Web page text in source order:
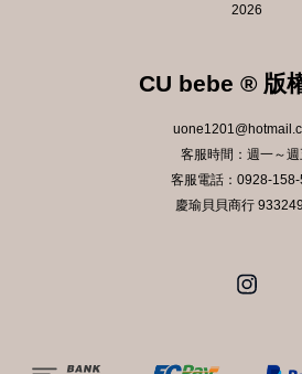
2026
CU bebe ® 版
客服時間：週一～週
客服電話：0928-158-
慶瑜貝貝商行